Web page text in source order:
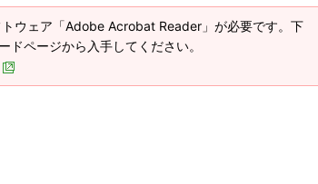
ウェア「Adobe Acrobat Reader」が必要です。下
ページから入手してください。